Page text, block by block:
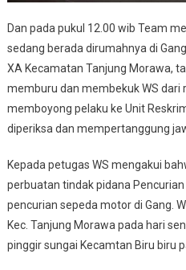
Dan pada pukul 12.00 wib Team
sedang berada dirumahnya di
XA Kecamatan Tanjung Morawa,
memburu dan membekuk WS dari
memboyong pelaku ke Unit
diperiksa dan mempertanggung
Kepada petugas WS mengakui
perbuatan tindak pidana
pencurian sepeda motor di Gang.
Kec. Tanjung Morawa pada hari
pinggir sungai Kecamtan Biru biru